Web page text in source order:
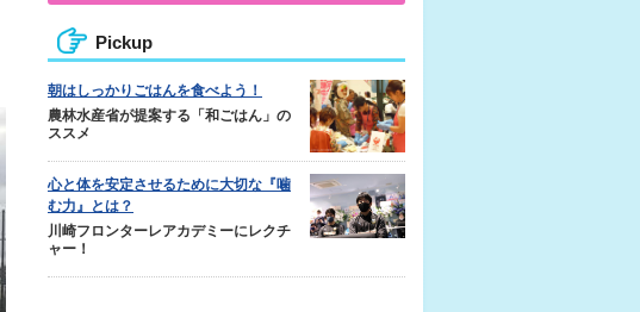
Pickup
朝はしっかりごはんを食べよう！
農林水産省が提案する「和ごはん」の
ススメ
心と体を安定させるために大切な『噛
む力』とは？
川崎フロンターレアカデミーにレクチ
ャー！